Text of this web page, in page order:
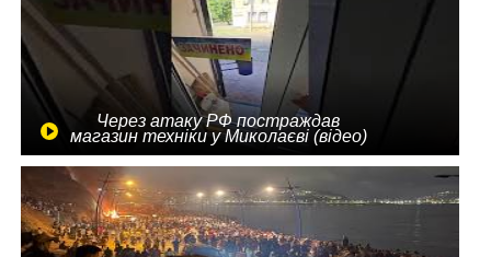
Через атаку РФ постраждав
магазин техніки у Миколаєві (відео)